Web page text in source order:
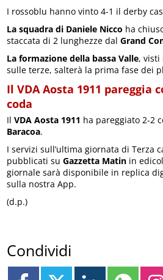
I rossoblu hanno vinto 4-1 il derby
La squadra di Daniele Nicco ha
staccata di 2 lunghezze dalGrand
La formazione della bassa Valle, visti
sulle terze, salterà la prima fase dei
Il VDA Aosta 1911 pareggia
coda
IlVDA Aosta 1911 ha pareggiato 2-2
Baracoa.
I servizi sull’ultima giornata di Terza
pubblicati suGazzetta Matin in
giornale sarà disponibile in replica
sulla nostra App.
(d.p.)
Condividi